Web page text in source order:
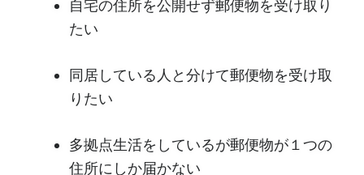
自宅の住所を公開せず郵便物を受け取り
たい
同居している人と分けて郵便物を受け取
りたい
多拠点生活をしているが郵便物が１つの
住所にしか届かない